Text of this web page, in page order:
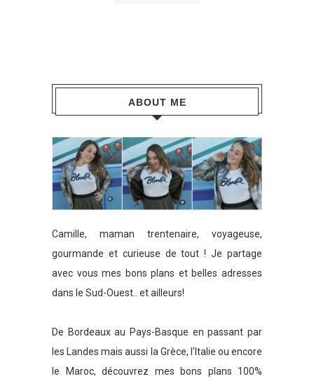
ABOUT ME
Camille, maman trentenaire, voyageuse,
gourmande et curieuse de tout ! Je partage
avec vous mes bons plans et belles adresses
dans le Sud-Ouest.. et ailleurs!
De Bordeaux au Pays-Basque en passant par
les Landes mais aussi la Grèce, l'Italie ou encore
le Maroc, découvrez mes bons plans 100%